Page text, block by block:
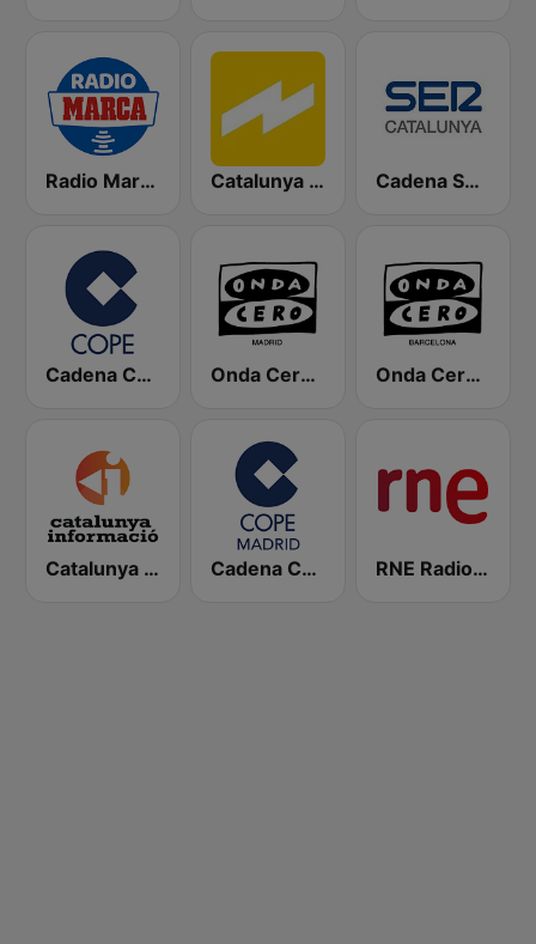
Radio Marca Nacional Catalunya Ràdio Cadena SER Catalunya
Cadena COPE Onda Cero Madrid Onda Cero Barcelona
Catalunya Informació Cadena COPE Madrid RNE Radio Nacional